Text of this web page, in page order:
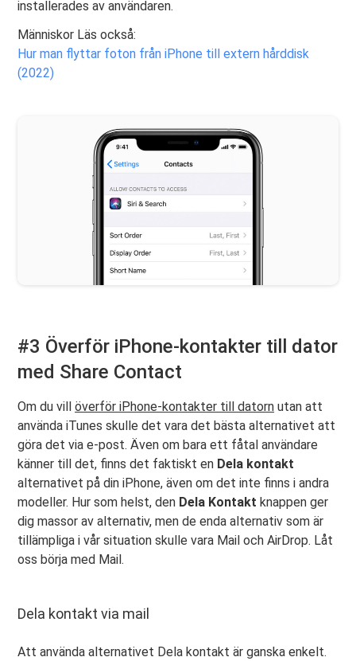
installerades av användaren.
Människor Läs också:
Hur man flyttar foton från iPhone till extern hårddisk
(2022)
#3 Överför iPhone-kontakter till dator
med Share Contact
Om du villöverför iPhone-kontakter till datorn utan att
använda iTunes skulle det vara det bästa alternativet att
göra det via e-post. Även om bara ett fåtal användare
känner till det, finns det faktiskt en Dela kontakt
alternativet på din iPhone, även om det inte finns i andra
modeller. Hur som helst, den Dela Kontakt knappen ger
dig massor av alternativ, men de enda alternativ som är
tillämpliga i vår situation skulle vara Mail och AirDrop. Låt
oss börja med Mail.
Dela kontakt via mail
Att använda alternativet Dela kontakt är ganska enkelt.